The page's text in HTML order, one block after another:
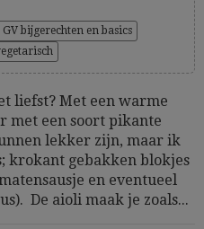
GV bijgerechten en basics
liefst? Met een warme
met een soort pikante
lekker zijn, maar ik
krokant gebakken blokjes
en eventueel
De aioli maak je zoals...